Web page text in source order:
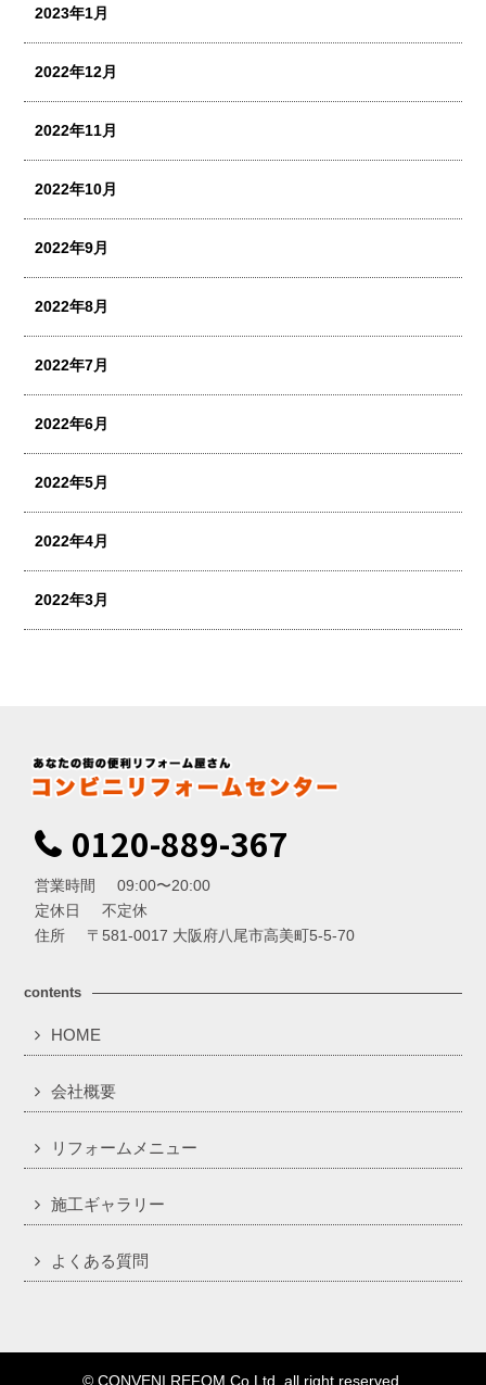
2023年1月
2022年12月
2022年11月
2022年10月
2022年9月
2022年8月
2022年7月
2022年6月
2022年5月
2022年4月
2022年3月
0120-889-367
営業時間
09:00〜20:00
定休日
不定休
住所
〒581-0017 大阪府八尾市高美町5-5-70
contents
HOME
会社概要
リフォームメニュー
施工ギャラリー
よくある質問
© CONVENI REFOM Co.Ltd. all right reserved.